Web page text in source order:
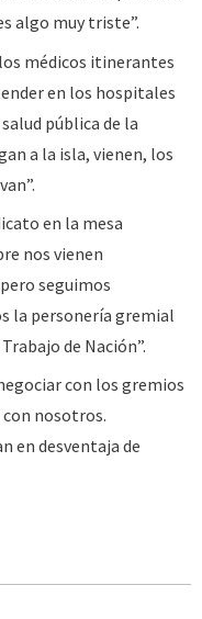
algo muy triste”.
médicos itinerantes
en los hospitales
pública de la
a la isla, vienen, los
en la mesa
nos vienen
seguimos
la personería gremial
de Nación”.
con los gremios
nosotros.
en desventaja de